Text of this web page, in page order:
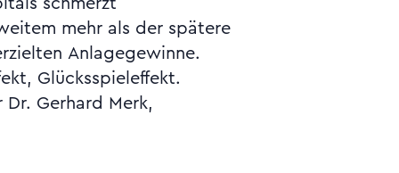
Glücksspieleffekt.
Gerhard Merk,